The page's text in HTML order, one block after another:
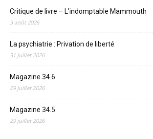
Critique de livre – L’indomptable Mammouth
3 août 2026
La psychiatrie : Privation de liberté
31 juillet 2026
Magazine 34.6
29 juillet 2026
Magazine 34.5
29 juillet 2026